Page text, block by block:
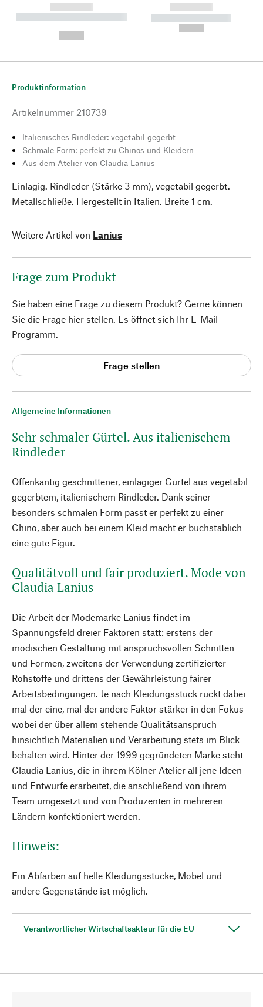
------------
----------- ----------- --------
------------
----------- -----------
Allgemeine Informationen
Sehr schmaler Gürtel. Aus italienischem
Rindleder
Offenkantig geschnittener, einlagiger Gürtel aus vegetabil
gegerbtem, italienischem Rindleder. Dank seiner
besonders schmalen Form passt er perfekt zu einer
Chino, aber auch bei einem Kleid macht er buchstäblich
eine gute Figur.
Qualitätvoll und fair produziert. Mode von
Claudia Lanius
Die Arbeit der Modemarke Lanius findet im
Spannungsfeld dreier Faktoren statt: erstens der
modischen Gestaltung mit anspruchsvollen Schnitten
und Formen, zweitens der Verwendung zertifizierter
Rohstoffe und drittens der Gewährleistung fairer
Arbeitsbedingungen. Je nach Kleidungsstück rückt dabei
mal der eine, mal der andere Faktor stärker in den Fokus –
wobei der über allem stehende Qualitätsanspruch
hinsichtlich Materialien und Verarbeitung stets im Blick
behalten wird. Hinter der 1999 gegründeten Marke steht
Claudia Lanius, die in ihrem Kölner Atelier all jene Ideen
und Entwürfe erarbeitet, die anschließend von ihrem
Team umgesetzt und von Produzenten in mehreren
Ländern konfektioniert werden.
Hinweis:
Ein Abfärben auf helle Kleidungsstücke, Möbel und
andere Gegenstände ist möglich.
Verantwortlicher Wirtschaftsakteur für die EU
Produktinformation
Artikelnummer 210739
Italienisches Rindleder: vegetabil gegerbt
Schmale Form: perfekt zu Chinos und Kleidern
Aus dem Atelier von Claudia Lanius
Einlagig. Rindleder (Stärke 3 mm), vegetabil gegerbt.
Metallschließe. Hergestellt in Italien. Breite 1 cm.
Weitere Artikel von Lanius
Frage zum Produkt
Sie haben eine Frage zu diesem Produkt? Gerne können
Sie die Frage hier stellen. Es öffnet sich Ihr E-Mail-
Programm.
Frage stellen